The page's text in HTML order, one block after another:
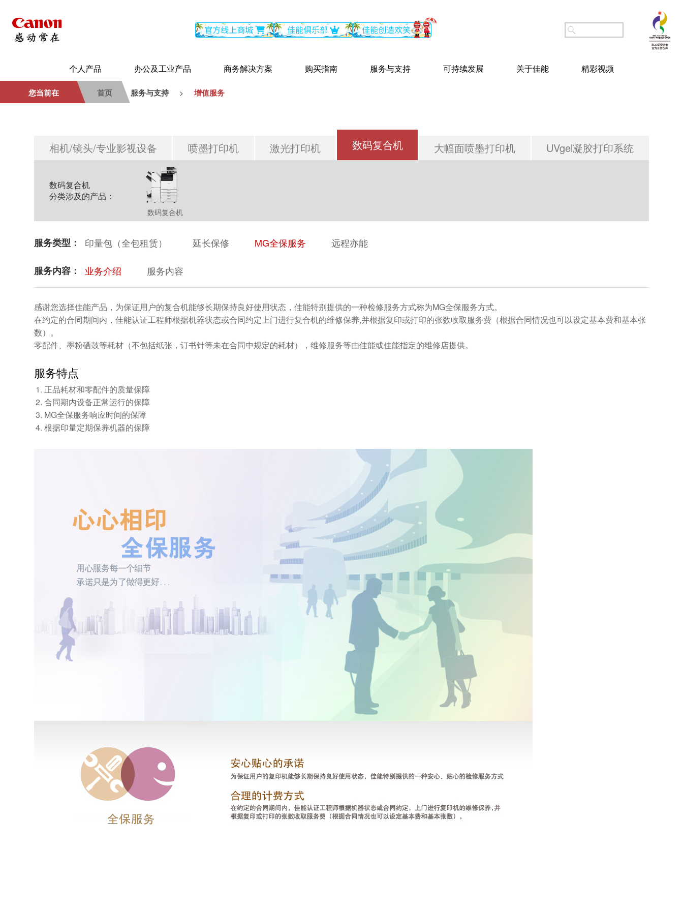
个人产品 办公及工业产品 商务解决方案 购买指南 服务与支持 可持续发展 关于佳能 精彩视频
您当前在 首页 服务与支持 > 增值服务
相机/镜头/专业影视设备 喷墨打印机 激光打印机 数码复合机 大幅面喷墨打印机 UVgel凝胶打印系统
数码复合机
分类涉及的产品：
数码复合机
服务类型： 印量包（全包租赁） 延长保修 MG全保服务 远程亦能
服务内容： 业务介绍 服务内容
感谢您选择佳能产品，为保证用户的复合机能够长期保持良好使用状态，佳能特别提供的一种检修服务方式称为MG全保服务方式。
在约定的合同期间内，佳能认证工程师根据机器状态或合同约定上门进行复合机的维修保养,并根据复印或打印的张数收取服务费（根据合同情况也可以设定基本费和基本张
数）。
零配件、墨粉硒鼓等耗材（不包括纸张，订书针等未在合同中规定的耗材），维修服务等由佳能或佳能指定的维修店提供。
服务特点
正品耗材和零配件的质量保障
合同期内设备正常运行的保障
MG全保服务响应时间的保障
根据印量定期保养机器的保障